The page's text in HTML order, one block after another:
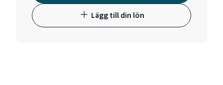
Lägg till din lön